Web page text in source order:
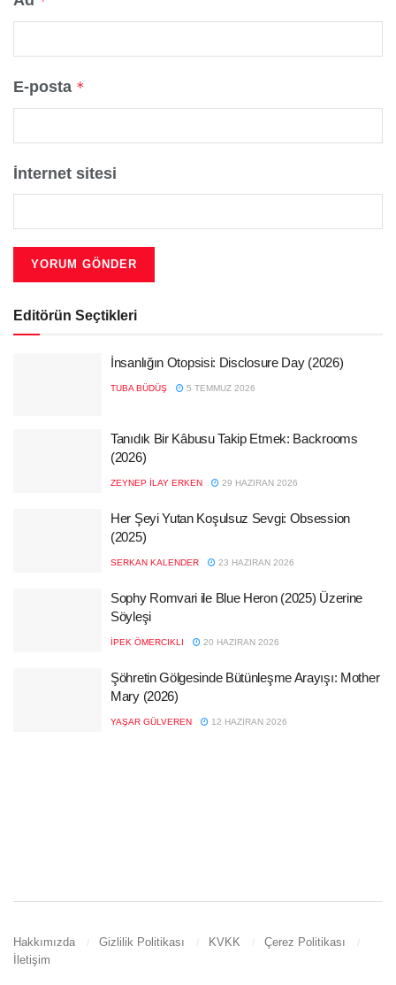
E-posta *
İnternet sitesi
Editörün Seçtikleri
İnsanlığın Otopsisi: Disclosure Day (2026)
TUBA BÜDÜŞ 5 TEMMUZ 2026
Tanıdık Bir Kâbusu Takip Etmek: Backrooms
(2026)
ZEYNEP İLAY ERKEN 29 HAZIRAN 2026
Her Şeyi Yutan Koşulsuz Sevgi: Obsession
(2025)
SERKAN KALENDER 23 HAZIRAN 2026
Sophy Romvari ile Blue Heron (2025) Üzerine
Söyleşi
İPEK ÖMERCIKLI 20 HAZIRAN 2026
Şöhretin Gölgesinde Bütünleşme Arayışı: Mother
Mary (2026)
YAŞAR GÜLVEREN 12 HAZIRAN 2026
Hakkımızda Gizlilik Politikası KVKK
Çerez Politikası
İletişim